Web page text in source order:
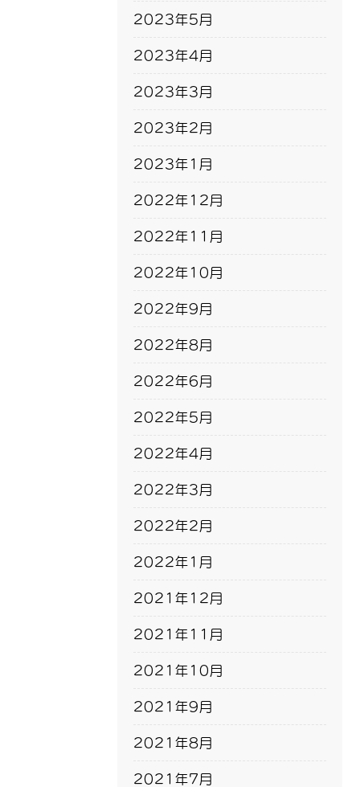
2023年5月
2023年4月
2023年3月
2023年2月
2023年1月
2022年12月
2022年11月
2022年10月
2022年9月
2022年8月
2022年6月
2022年5月
2022年4月
2022年3月
2022年2月
2022年1月
2021年12月
2021年11月
2021年10月
2021年9月
2021年8月
2021年7月